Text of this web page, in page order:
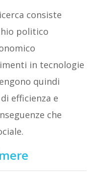
consiste
politico
in tecnologie
quindi
efficienza e
che